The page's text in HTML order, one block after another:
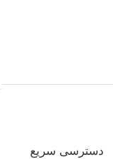
دسترسی سریع